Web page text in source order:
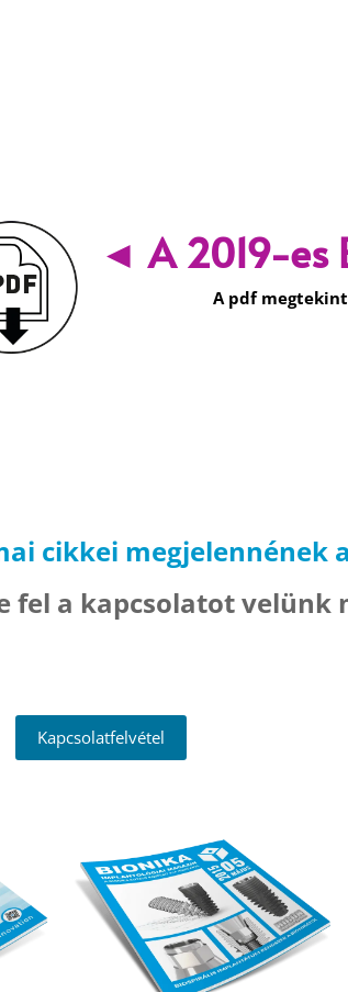
◄A 2019-es
A pdf
cikkei megjelennének
fel a kapcsolatot velünk
Kapcsolatfelvétel